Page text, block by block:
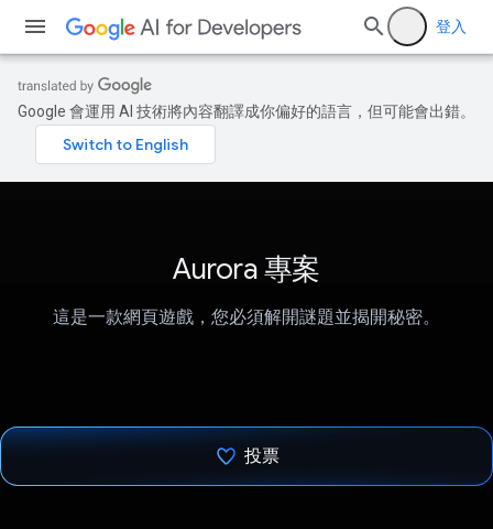
登入
Google 會運用 AI 技術將內容翻譯成你偏好的語言，但可能會出錯。
Aurora 專案
這是一款網頁遊戲，您必須解開謎題並揭開秘密。
投票